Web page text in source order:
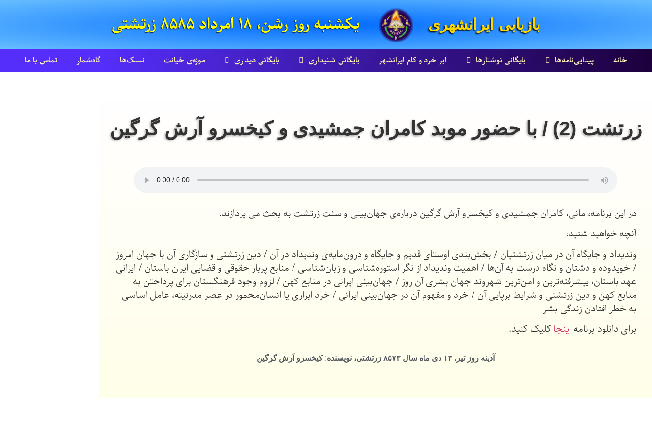
بازیابی ایرانشهری یکشنبه روز رشن، ۱۸ امرداد ۸۵۸۵ زرتشتی
خانه پیدایی‌نامه‌ها بایگانی نوشتارها ابر خرد و کام ایرانشهر بایگانی شنيداری بایگانی ديداری موزه‌ی خیانت نسک‌ها گاه‌شمار تماس با ما
زرتشت (2) / با حضور موبد کامران جمشیدی و کیخسرو آرش گرگین
در این برنامه، مانی، کامران جمشیدی و کیخسرو آرش گرگین درباره‌ی جهان‌بینی و سنت زرتشت به بحث می پردازند.
آنچه خواهید شنید:
وندیداد و جایگاه آن در میان زرتشتیان / بخش‌بندی اوستای قدیم و جایگاه و درون‌مایه‌ی وندیداد در آن / دین زرتشتی و سازگاری آن با جهان امروز
/ خویدوده و دشتان و نگاه درست به آن‌ها / اهمیت وندیداد از نگر استوره‌شناسی و زبان‌شناسی / منابع پربار حقوقی و قضایی ایران باستان / ایرانی
عهد باستان، پیشرفته‌ترین و امن‌ترین شهروند جهان بشری آن روز / جهان‌بینی ایرانی در منابع کهن / لزوم وجود فرهنگستان برای پرداختن به
منابع کهن و دین زرتشتی و شرایط برپایی آن / خرد و مفهوم آن در جهان‌بینی ایرانی / خرد ابزاری یا انسان‌محمور در عصر مدرنیته، عامل اساسی
به خطر افتادن زندگی بشر
برای دانلود برنامه اینجاکلیک کنید.
آدینه روز تیر، ۱۳ دی ماه سال ۸۵۷۳ زرتشتی، نویسنده: کیخسرو آرش گرگین